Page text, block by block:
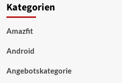
Kategorien
Amazfit
Android
Angebotskategorie